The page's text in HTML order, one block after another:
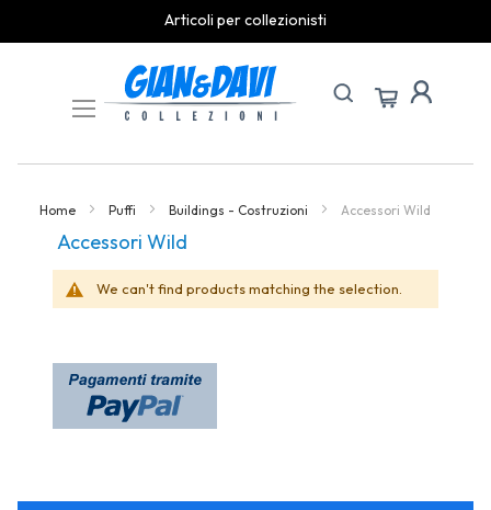
Articoli per collezionisti
Content
Home Puffi Buildings - Costruzioni Accessori Wild
Accessori Wild
We can't find products matching the selection.